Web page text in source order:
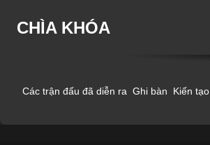
CHÌA KHÓA
Các trận đấu đã diễn ra Ghi bàn Kiến tạo